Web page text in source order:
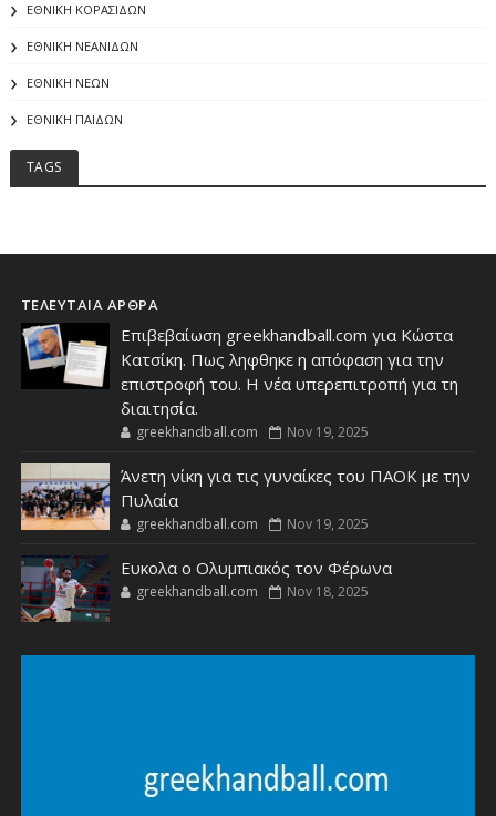
ΕΘΝΙΚΗ ΚΟΡΑΣΙΔΩΝ
ΕΘΝΙΚΗ ΝΕΑΝΙΔΩΝ
ΕΘΝΙΚΗ ΝΕΩΝ
ΕΘΝΙΚΗ ΠΑΙΔΩΝ
TAGS
ΤΕΛΕΥΤΑΙΑ ΑΡΘΡΑ
Επιβεβαίωση greekhandball.com για Κώστα
Κατσίκη. Πως ληφθηκε η απόφαση για την
επιστροφή του. Η νέα υπερεπιτροπή για τη
διαιτησία.
greekhandball.com Nov 19, 2025
Άνετη νίκη για τις γυναίκες του ΠΑΟΚ με την
Πυλαία
greekhandball.com Nov 19, 2025
Ευκολα ο Ολυμπιακός τον Φέρωνα
greekhandball.com Nov 18, 2025